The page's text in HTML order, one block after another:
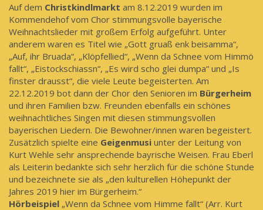
Auf dem Christkindlmarkt am 8.12.2019 wurden im
Kommendehof vom Chor stimmungsvolle bayerische
Weihnachtslieder mit großem Erfolg aufgeführt. Unter
anderem waren es Titel wie „Gott gruaß enk beisamma“,
„Auf, ihr Bruada“, „Klöpfellied“, „Wenn da Schnee vom Himmö
fallt“, „Eistockschiassn“, „Es wird scho glei dumpa“ und „Is
finster drausst“, die viele Leute begeisterten. Am
22.12.2019 bot dann der Chor den Senioren im Bürgerheim
und ihren Familien bzw. Freunden ebenfalls ein schönes
weihnachtliches Singen mit diesen stimmungsvollen
bayerischen Liedern. Die Bewohner/innen waren begeistert.
Zusätzlich spielte eine Geigenmusi unter der Leitung von
Kurt Wehle sehr ansprechende bayrische Weisen. Frau Eberl
als Leiterin bedankte sich sehr herzlich für die schöne Stunde
und bezeichnete sie als „den kulturellen Höhepunkt der
Jahres 2019 hier im Bürgerheim.“
Hörbeispiel „Wenn da Schnee vom Himme fallt“ (Arr. Kurt